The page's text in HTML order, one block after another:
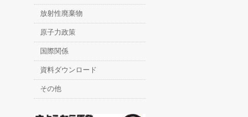
放射性廃棄物
原子力政策
国際関係
資料ダウンロード
その他